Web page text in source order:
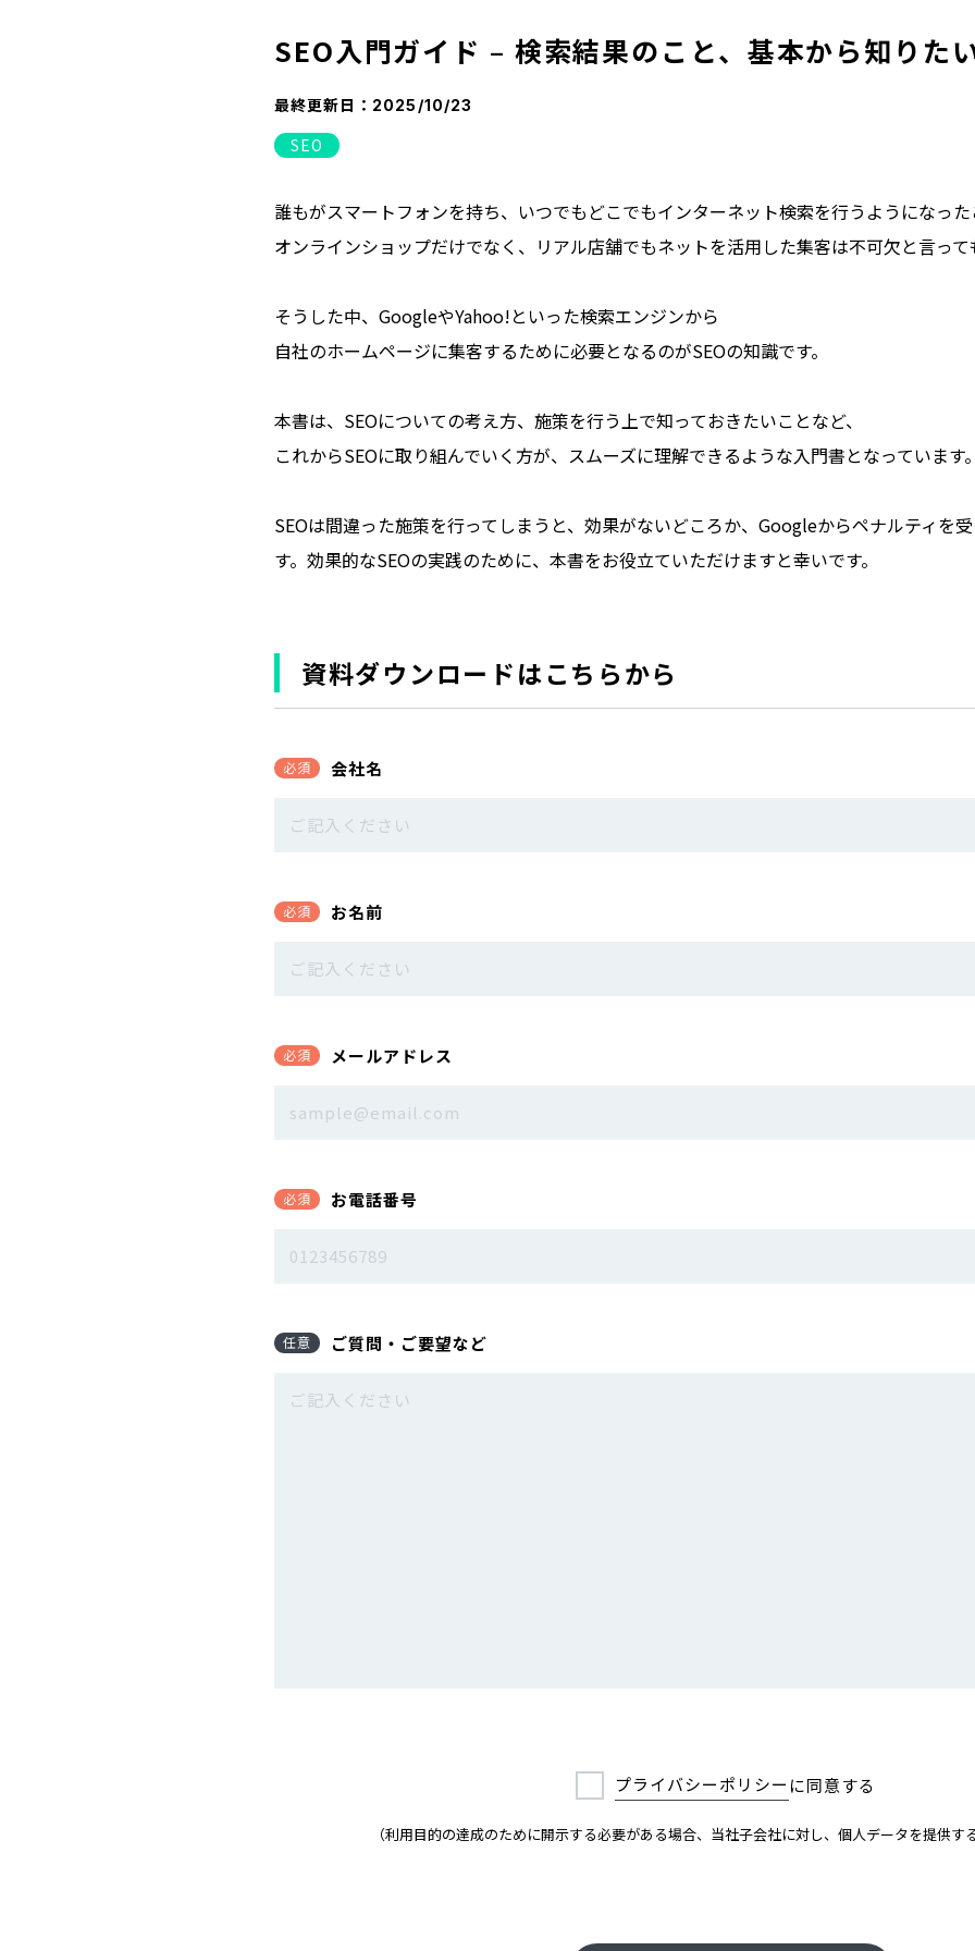
SEO入門ガイド – 検索結果のこと、基本から知りた
最終更新日： 2025/10/23
SEO
誰もがスマートフォンを持ち、いつでもどこでもインターネット検索を行うようになった
オンラインショップだけでなく、リアル店舗でもネットを活用した集客は不可欠と言って
そうした中、GoogleやYahoo!といった検索エンジンから
自社のホームページに集客するために必要となるのがSEOの知識です。
本書は、SEOについての考え方、施策を行う上で知っておきたいことなど、
これからSEOに取り組んでいく方が、スムーズに理解できるような入門書となっています。
SEOは間違った施策を行ってしまうと、効果がないどころか、Googleからペナルティを
す。効果的なSEOの実践のために、本書をお役立ていただけますと幸いです。
資料ダウンロードはこちらから
必須 会社名
必須 お名前
必須 メールアドレス
必須 お電話番号
任意 ご質問・ご要望など
プライバシーポリシー に同意する
（利用目的の達成のために開示する必要がある場合、当社子会社に対し、個人データを提供す